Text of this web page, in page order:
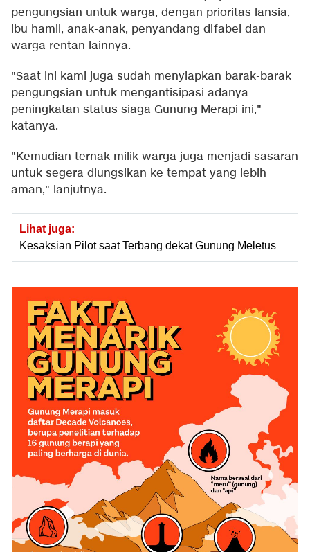
pengungsian untuk warga, dengan prioritas lansia,
ibu hamil, anak-anak, penyandang difabel dan
warga rentan lainnya.
"Saat ini kami juga sudah menyiapkan barak-barak
pengungsian untuk mengantisipasi adanya
peningkatan status siaga Gunung Merapi ini,"
katanya.
"Kemudian ternak milik warga juga menjadi sasaran
untuk segera diungsikan ke tempat yang lebih
aman," lanjutnya.
Lihat juga:
Kesaksian Pilot saat Terbang dekat Gunung Meletus